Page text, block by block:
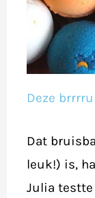
Deze
Dat
leuk!) is,
​Julia